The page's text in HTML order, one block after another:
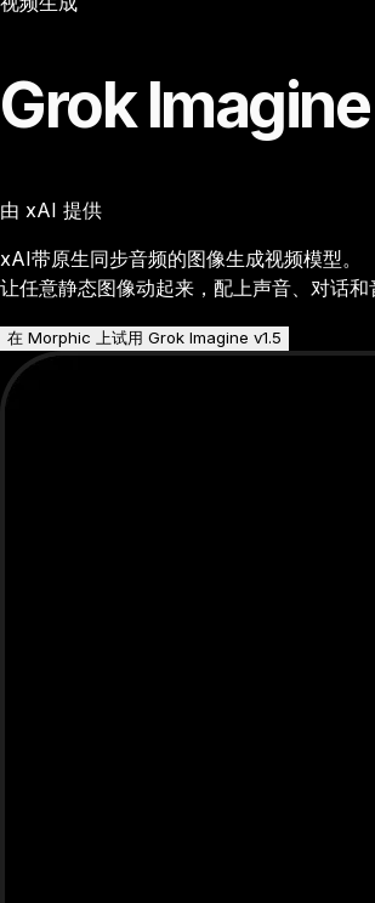
Grok
由 xAI 提供
xAI带原生同步音频的图像生成视频模型。
让任意静态图像动起来，配上声音、对话和
在 Morphic 上试用 Grok Imagine v1.5